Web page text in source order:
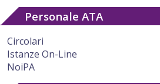
Personale ATA
Circolari
Istanze On-Line
NoiPA